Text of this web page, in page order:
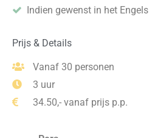
Indien gewenst in het Engels
Prijs & Details
Vanaf 30 personen
3 uur
34.50,- vanaf prijs p.p.